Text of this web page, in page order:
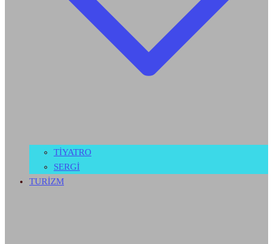
TİYATRO
SERGİ
TURİZM